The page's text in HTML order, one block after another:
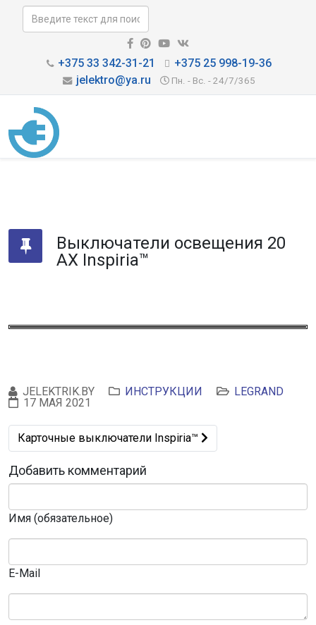
+375 33 342-31-21
+375 25 998-19-36
jelektro@ya.ru
Пн. - Вс. - 24/7/365
Выключатели освещения 20
AX Inspiria™
JELEKTRIK.BY ИНСТРУКЦИИ
LEGRAND
17 МАЯ 2021
Следующий: Карточные выключатели Inspiria™
Карточные выключатели Inspiria™
Добавить комментарий
Имя (обязательное)
E-Mail